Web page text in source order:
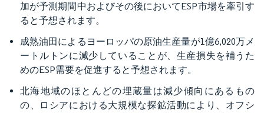
加が予測期間中およびその後においてESP市場を牽引す
ると予想されます。
成熟油田によるヨーロッパの原油生産量が1億6,020万メ
ートルトンに減少していることが、生産損失を補うた
めのESP需要を促進すると予想されます。
北海地域のほとんどの埋蔵量は減少傾向にあるもの
の、ロシアにおける大規模な探鉱活動により、オフシ